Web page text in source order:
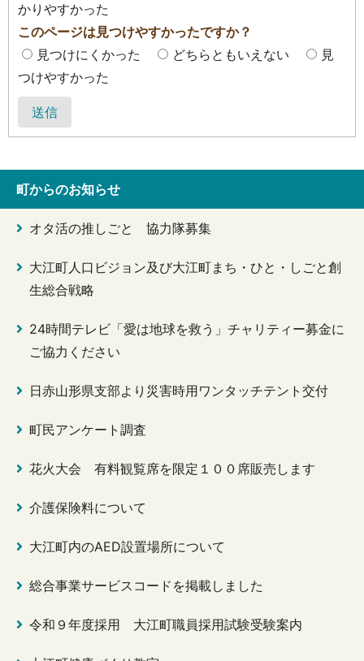
かりやすかった
このページは見つけやすかったですか？
見つけにくかった
どちらともいえない
見
つけやすかった
送信
町からのお知らせ
オタ活の推しごと 協力隊募集
大江町人口ビジョン及び大江町まち・ひと・しごと創
生総合戦略
24時間テレビ「愛は地球を救う」チャリティー募金に
ご協力ください
日赤山形県支部より災害時用ワンタッチテント交付
町民アンケート調査
花火大会 有料観覧席を限定１００席販売します
介護保険料について
大江町内のAED設置場所について
総合事業サービスコードを掲載しました
令和９年度採用 大江町職員採用試験受験案内